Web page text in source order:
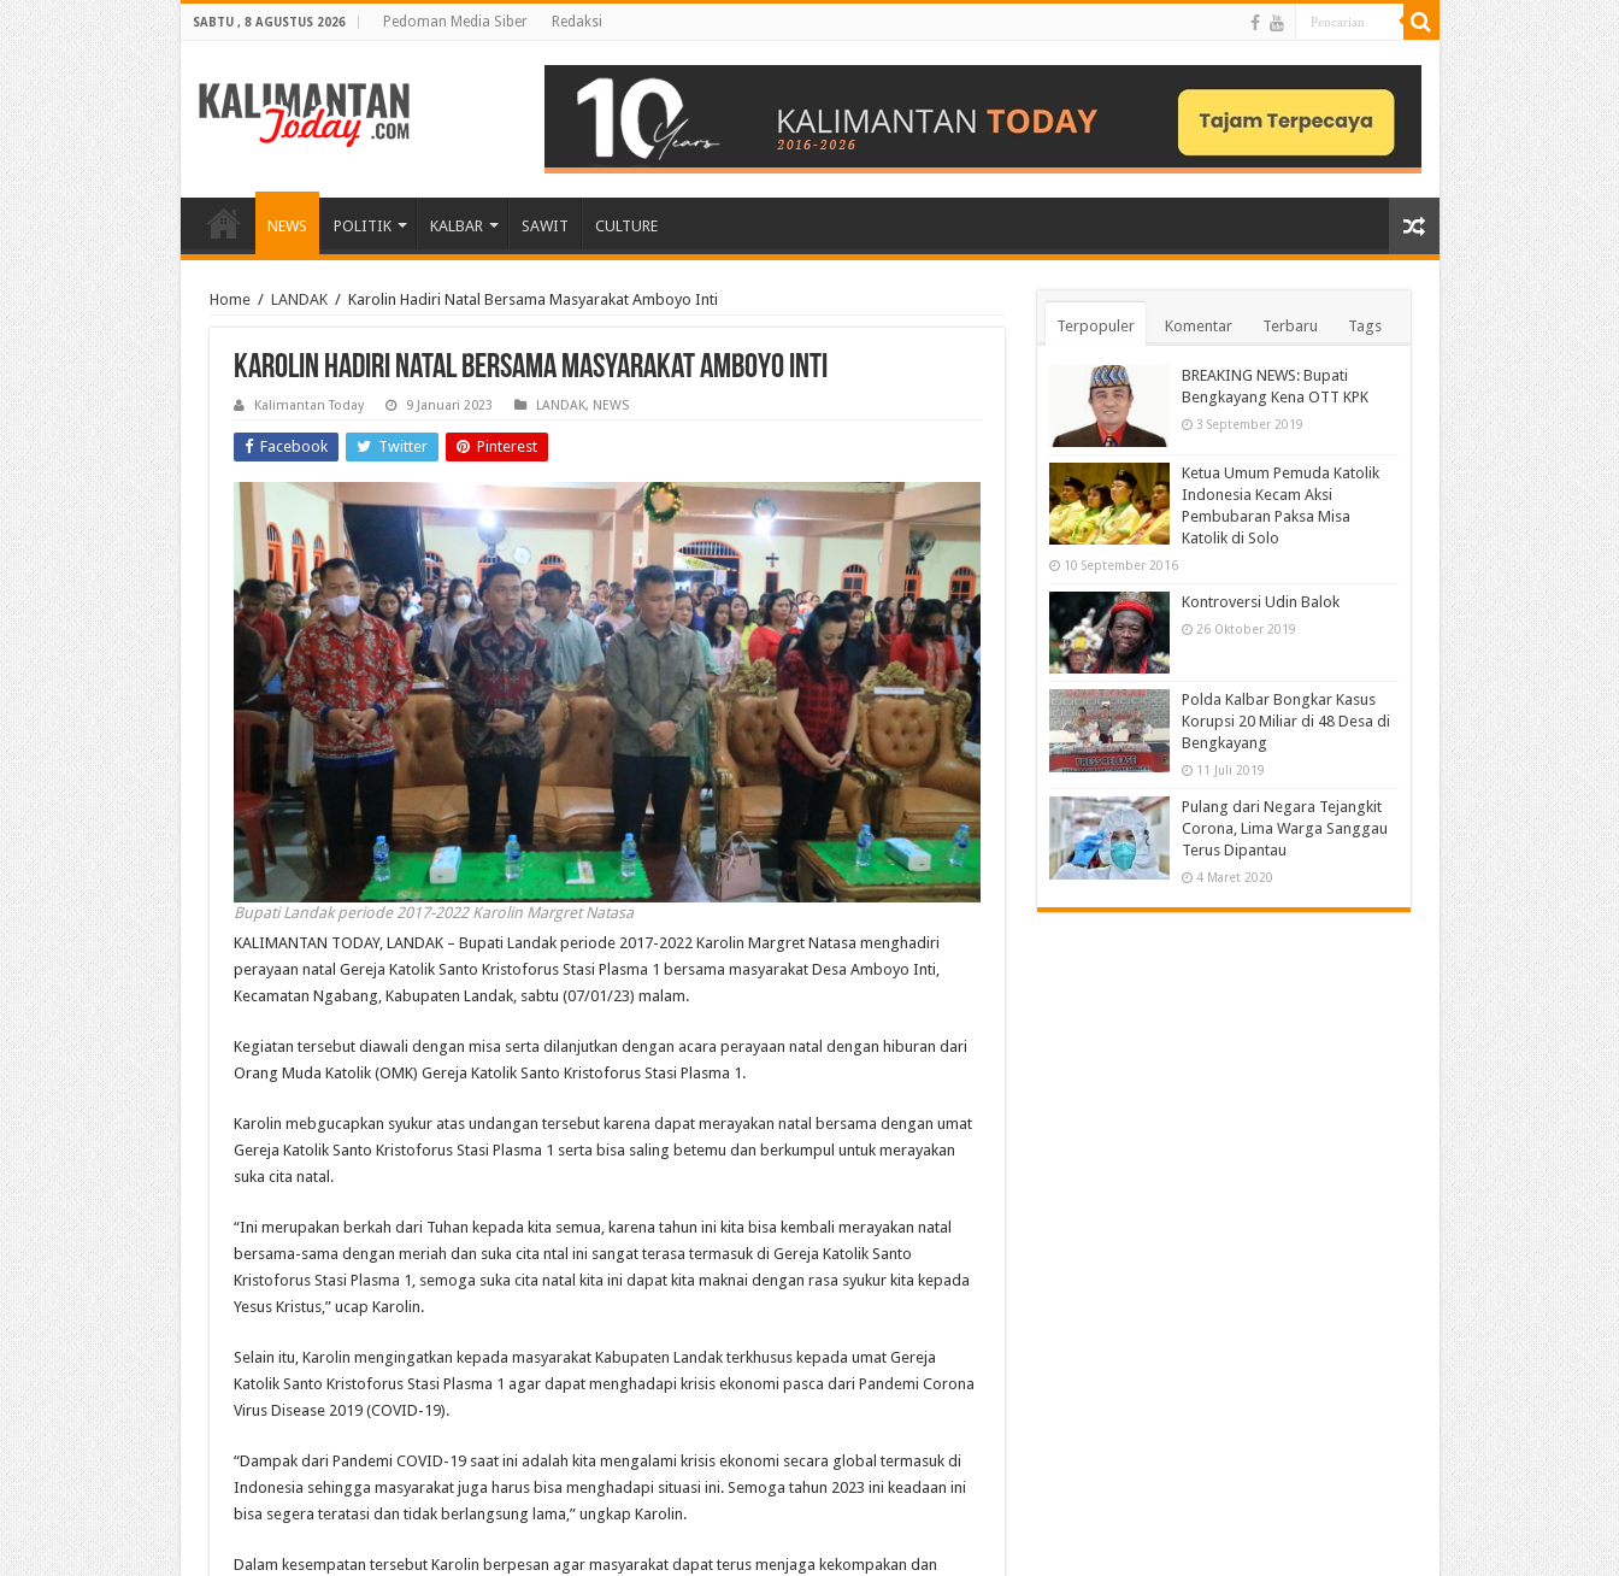
SABTU , 8 AGUSTUS 2026 Pedoman Media Siber Redaksi
NEWS POLITIK KALBAR SAWIT CULTURE
Home / LANDAK / Karolin Hadiri Natal Bersama Masyarakat Amboyo Inti
Karolin Hadiri Natal Bersama Masyarakat Amboyo Inti
Kalimantan Today 9 Januari 2023 LANDAK, NEWS
Facebook Twitter Pinterest
Bupati Landak periode 2017-2022 Karolin Margret Natasa
KALIMANTAN TODAY, LANDAK – Bupati Landak periode 2017-2022 Karolin Margret Natasa menghadiri
perayaan natal Gereja Katolik Santo Kristoforus Stasi Plasma 1 bersama masyarakat Desa Amboyo Inti,
Kecamatan Ngabang, Kabupaten Landak, sabtu (07/01/23) malam.
Kegiatan tersebut diawali dengan misa serta dilanjutkan dengan acara perayaan natal dengan hiburan dari
Orang Muda Katolik (OMK) Gereja Katolik Santo Kristoforus Stasi Plasma 1.
Karolin mebgucapkan syukur atas undangan tersebut karena dapat merayakan natal bersama dengan umat
Gereja Katolik Santo Kristoforus Stasi Plasma 1 serta bisa saling betemu dan berkumpul untuk merayakan
suka cita natal.
“Ini merupakan berkah dari Tuhan kepada kita semua, karena tahun ini kita bisa kembali merayakan natal
bersama-sama dengan meriah dan suka cita ntal ini sangat terasa termasuk di Gereja Katolik Santo
Kristoforus Stasi Plasma 1, semoga suka cita natal kita ini dapat kita maknai dengan rasa syukur kita kepada
Yesus Kristus,” ucap Karolin.
Selain itu, Karolin mengingatkan kepada masyarakat Kabupaten Landak terkhusus kepada umat Gereja
Katolik Santo Kristoforus Stasi Plasma 1 agar dapat menghadapi krisis ekonomi pasca dari Pandemi Corona
Virus Disease 2019 (COVID-19).
“Dampak dari Pandemi COVID-19 saat ini adalah kita mengalami krisis ekonomi secara global termasuk di
Indonesia sehingga masyarakat juga harus bisa menghadapi situasi ini. Semoga tahun 2023 ini keadaan ini
bisa segera teratasi dan tidak berlangsung lama,” ungkap Karolin.
Dalam kesempatan tersebut Karolin berpesan agar masyarakat dapat terus menjaga kekompakan dan
Terpopuler Komentar Terbaru Tags
BREAKING NEWS: Bupati
Bengkayang Kena OTT KPK
3 September 2019
Ketua Umum Pemuda Katolik
Indonesia Kecam Aksi
Pembubaran Paksa Misa
Katolik di Solo
10 September 2016
Kontroversi Udin Balok
26 Oktober 2019
Polda Kalbar Bongkar Kasus
Korupsi 20 Miliar di 48 Desa di
Bengkayang
11 Juli 2019
Pulang dari Negara Tejangkit
Corona, Lima Warga Sanggau
Terus Dipantau
4 Maret 2020